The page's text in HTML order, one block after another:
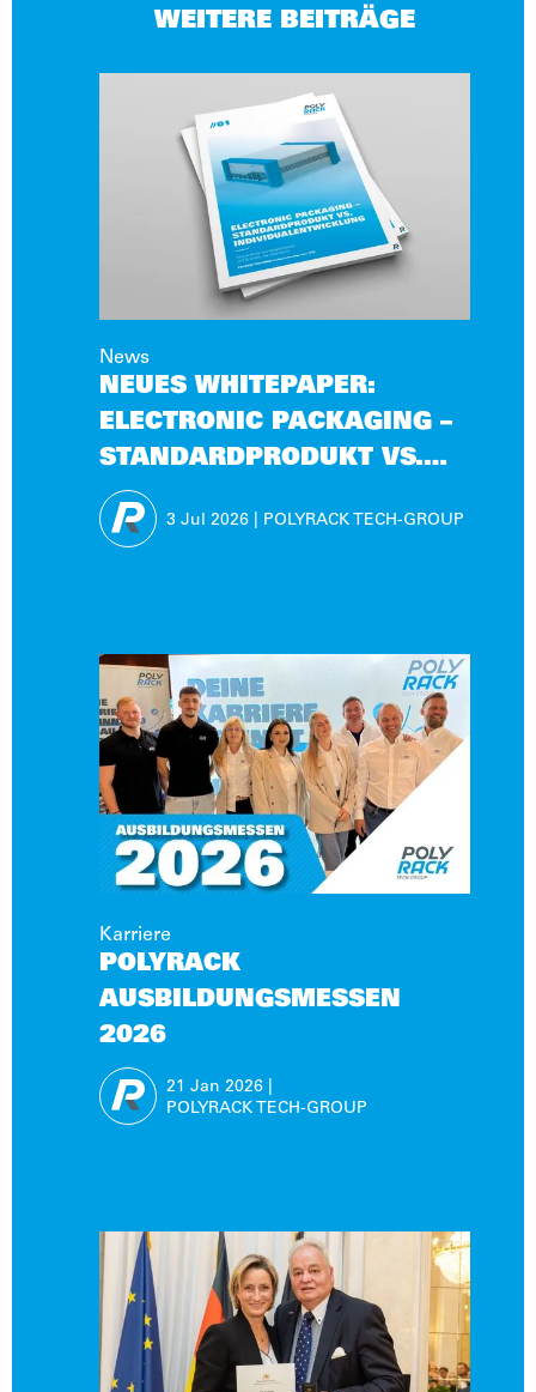
WEITERE BEITRÄGE
News
NEUES WHITEPAPER:
ELECTRONIC PACKAGING –
STANDARDPRODUKT VS.
INDIVIDUALENTWICKLUNG
3 Jul 2026 POLYRACK TECH-GROUP
Karriere
POLYRACK
AUSBILDUNGSMESSEN
2026
21 Jan 2026
POLYRACK TECH-GROUP